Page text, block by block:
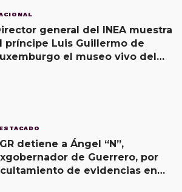
general del INEA muestra
príncipe Luis Guillermo de
el museo vivo del
detiene a Ángel “N”,
de Guerrero, por
de evidencias en